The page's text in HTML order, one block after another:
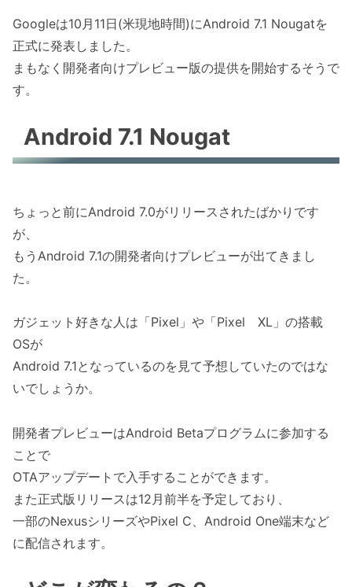
Googleは10月11日(米現地時間)にAndroid 7.1 Nougatを
正式に発表しました。
まもなく開発者向けプレビュー版の提供を開始するそうで
す。
Android 7.1 Nougat
ちょっと前にAndroid 7.0がリリースされたばかりです
が、
もうAndroid 7.1の開発者向けプレビューが出てきまし
た。
ガジェット好きな人は「Pixel」や「Pixel XL」の搭載
OSが
Android 7.1となっているのを見て予想していたのではな
いでしょうか。
開発者プレビューはAndroid Betaプログラムに参加する
ことで
OTAアップデートで入手することができます。
また正式版リリースは12月前半を予定しており、
一部のNexusシリーズやPixel C、Android One端末など
に配信されます。